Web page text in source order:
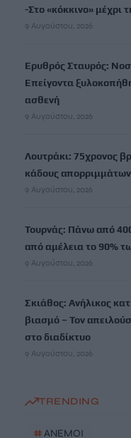
-Στο «κόκκινο» μέχρι
9 Αυγούστου, 2026
Ερυθρός Σταυρός:
Επείγοντα
ασθενή
9 Αυγούστου, 2026
Λουτράκι: 75χρονος
κάδους απορριμμάτων
9 Αυγούστου, 2026
Τουρνάς: Πάνω από
από αμέλεια το 90%
9 Αυγούστου, 2026
Σκιάθος: Ανήλικος
βιασμό – Τον
στο διαδίκτυο
9 Αυγούστου, 2026
TRENDING
#ΑΝΕΜΟΙ